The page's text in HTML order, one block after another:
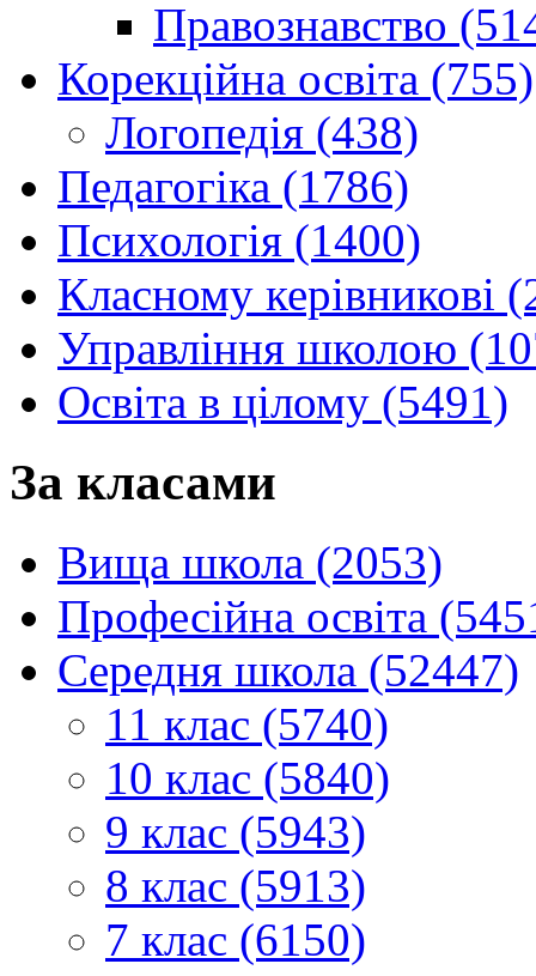
Правознавство
Корекційна освіта (755)
Логопедія (438)
Педагогіка (1786)
Психологія (1400)
Класному керівникові
Управління школою
Освіта в цілому (5491)
За класами
Вища школа (2053)
Професійна освіта
Середня школа (52447)
11 клас (5740)
10 клас (5840)
9 клас (5943)
8 клас (5913)
7 клас (6150)